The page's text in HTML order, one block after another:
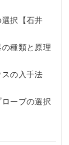
選択【石井
種類と原理
の入手法
ーブの選択